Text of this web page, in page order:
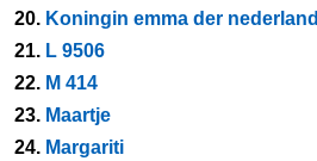
20. Koningin emma der
21. L 9506
22. M 414
23. Maartje
24. Margariti